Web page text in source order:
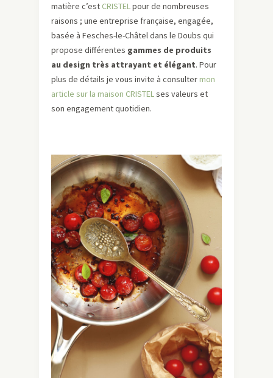
matière c’est CRISTELpour de nombreuses
raisons ; une entreprise française, engagée,
basée à Fesches-le-Châtel dans le Doubs qui
propose différentes gammes de produits
au design très attrayant et élégant. Pour
plus de détails je vous invite à consultermon
article sur la maison CRISTELses valeurs et
son engagement quotidien.